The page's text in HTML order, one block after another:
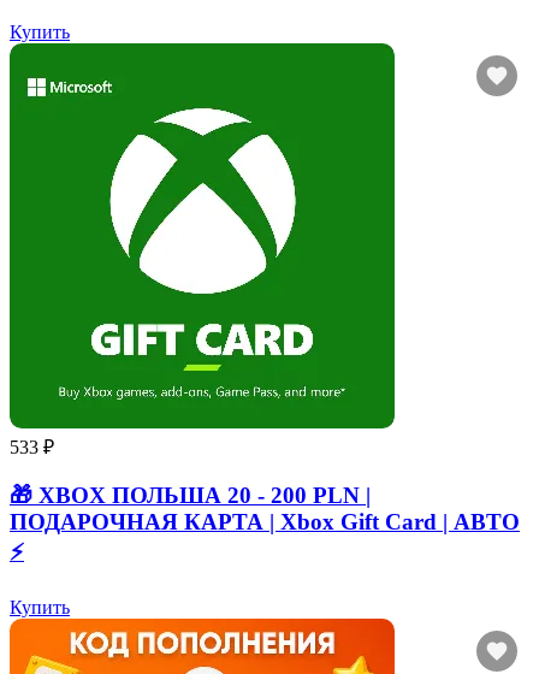
Купить
533 ₽
🎁 XBOX ПОЛЬША 20 - 200 PLN |
ПОДАРОЧНАЯ КАРТА | Xbox Gift Card | АВТО
⚡
Купить